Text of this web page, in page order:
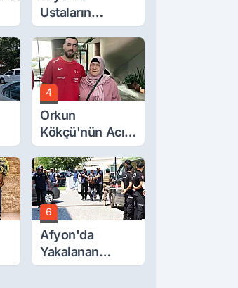
Ustaların
Eserleri
Görücüye Çıktı
4
Orkun
Kökçü'nün Acı
Günü... Cenaze
Namazı
Emirdağ'da
6
Afyon'da
Yakalanan
FETÖ'cü